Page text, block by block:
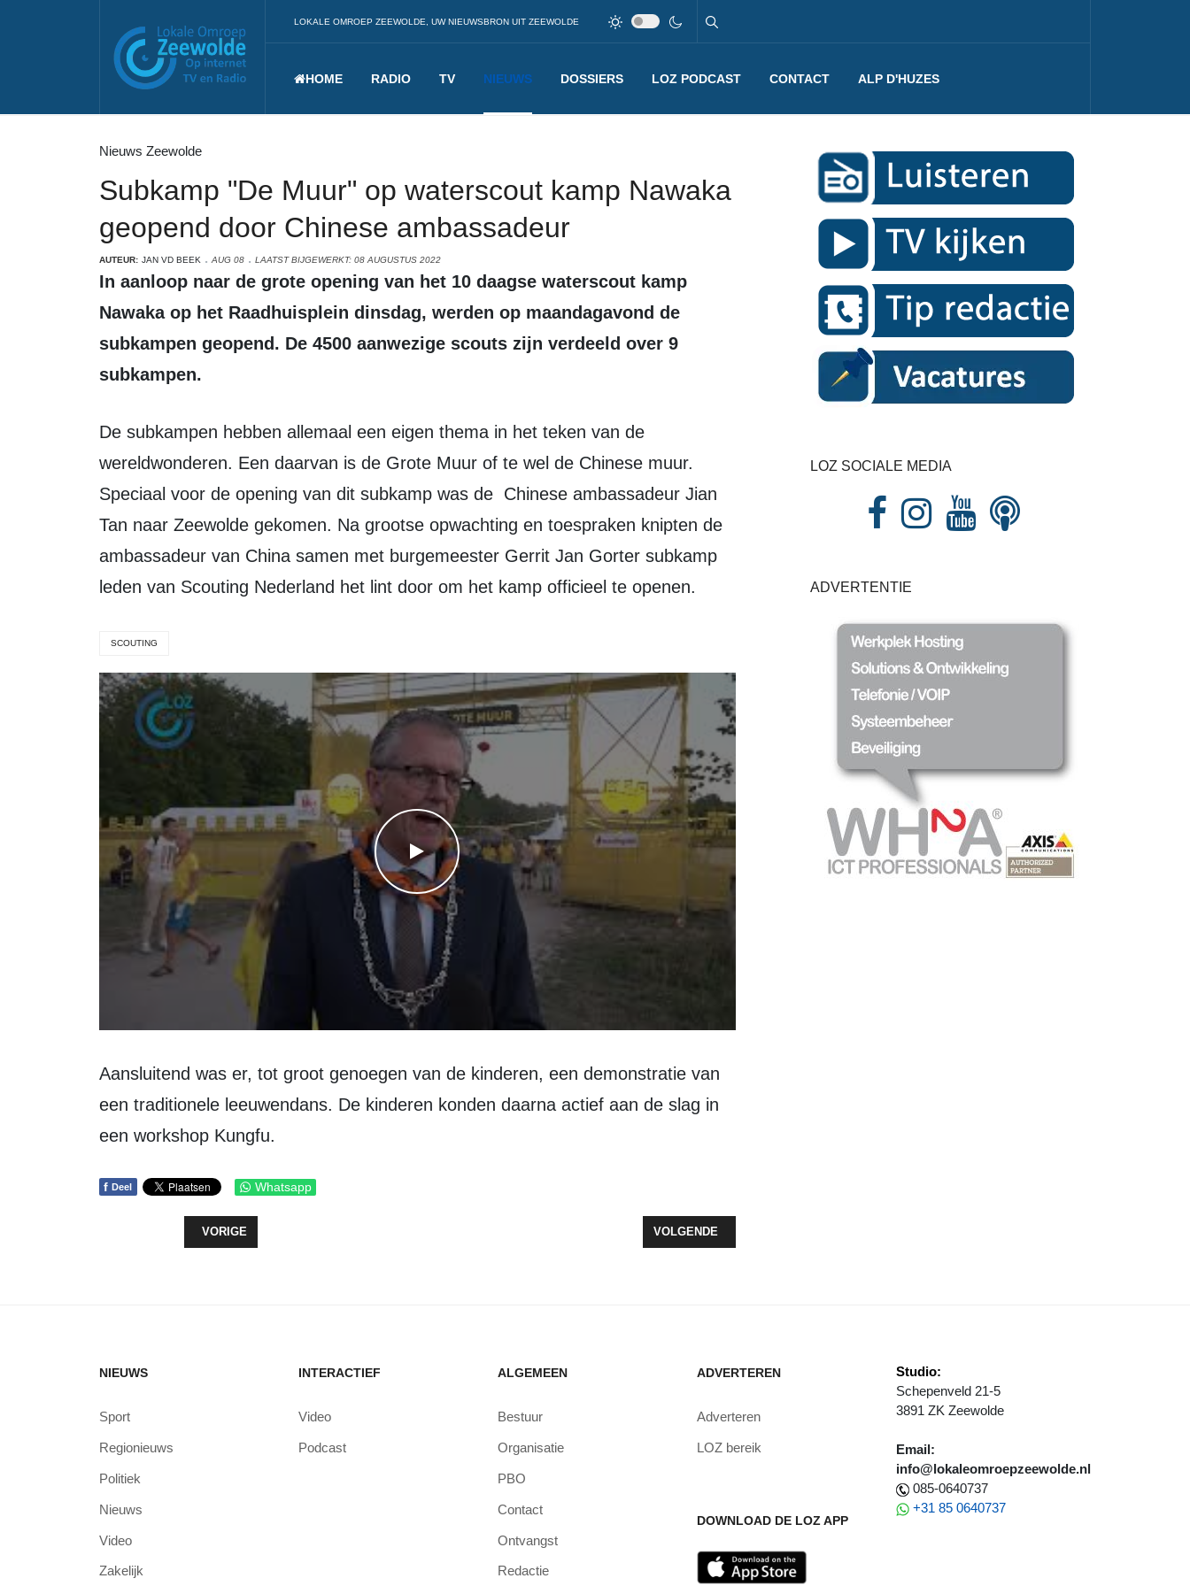
LOKALE OMROEP ZEEWOLDE, UW NIEUWSBRON UIT ZEEWOLDE
HOME RADIO TV NIEUWS DOSSIERS LOZ PODCAST CONTACT ALP D'HUZES
Nieuws Zeewolde
Subkamp "De Muur" op waterscout kamp Nawaka
geopend door Chinese ambassadeur
AUTEUR: JAN VD BEEK AUG 08 LAATST BIJGEWERKT: 08 AUGUSTUS 2022
In aanloop naar de grote opening van het 10 daagse waterscout kamp
Nawaka op het Raadhuisplein dinsdag, werden op maandagavond de
subkampen geopend. De 4500 aanwezige scouts zijn verdeeld over 9
subkampen.
De subkampen hebben allemaal een eigen thema in het teken van de
wereldwonderen. Een daarvan is de Grote Muur of te wel de Chinese muur.
Speciaal voor de opening van dit subkamp was de Chinese ambassadeur Jian
Tan naar Zeewolde gekomen. Na grootse opwachting en toespraken knipten de
ambassadeur van China samen met burgemeester Gerrit Jan Gorter subkamp
leden van Scouting Nederland het lint door om het kamp officieel te openen.
SCOUTING
WATCH THE VIDEO
Aansluitend was er, tot groot genoegen van de kinderen, een demonstratie van
een traditionele leeuwendans. De kinderen konden daarna actief aan de slag in
een workshop Kungfu.
f Deel Whatsapp
VORIG ARTIKEL: FEESTELIJKE OPENING VAN WATERKAMP NAWAKA OP RAADHUISPLEIN IN ZEEWOLDE
VORIGE VOLGENDE ARTIKEL: GEMEENTE ZEEWOLDE STUURT STIKSTOFBRIEF NAAR PROVINCIE
VOLGENDE
LOZ SOCIALE MEDIA
ADVERTENTIE
NIEUWS
Sport
Regionieuws
Politiek
Nieuws
Video
Zakelijk
INTERACTIEF
Video
Podcast
ALGEMEEN
Bestuur
Organisatie
PBO
Contact
Ontvangst
Redactie
ADVERTEREN
Adverteren
LOZ bereik
DOWNLOAD DE LOZ APP
Studio:
Schepenveld 21-5
3891 ZK Zeewolde
Email:
info@lokaleomroepzeewolde.nl
085-0640737
+31 85 0640737